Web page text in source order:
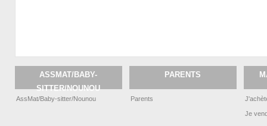
ASSMAT/BABY-
SITTER/NOUNOU
AssMat/Baby-sitter/Nounou
PARENTS
Parents
Je